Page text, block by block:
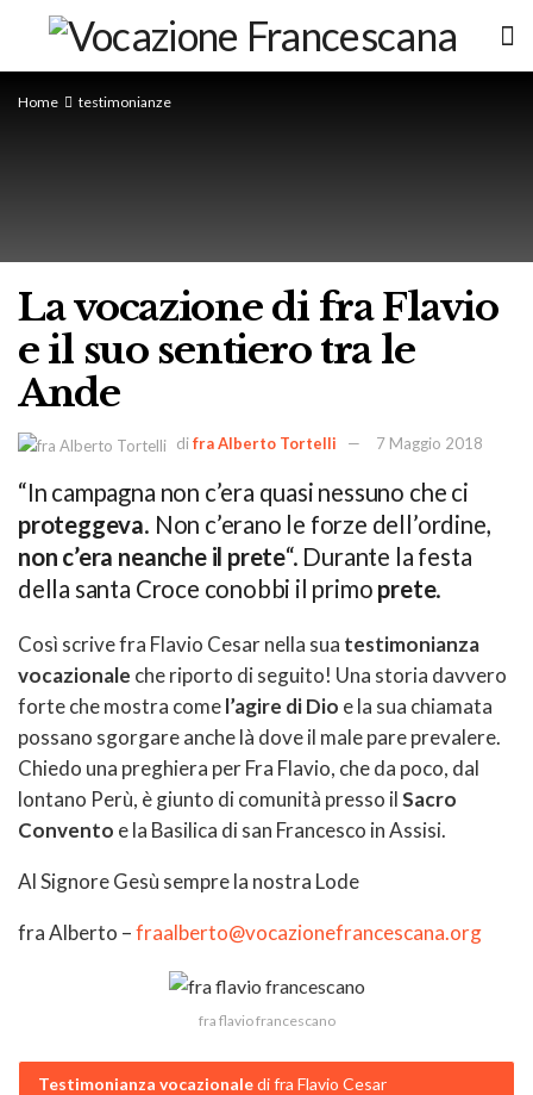
Home testimonianze
La vocazione di fra Flavio
e il suo sentiero tra le
Ande
difra Alberto Tortelli 7 Maggio 2018
“In campagna non c’era quasi nessuno che ci
proteggeva. Non c’erano le forze dell’ordine,
non c’era neanche il prete“. Durante la festa
della santa Croce conobbi il primo prete.
Così scrive fra Flavio Cesar nella sua testimonianza
vocazionale che riporto di seguito! Una storia davvero
forte che mostra comel’agire di Dio e la sua chiamata
possano sgorgare anche là dove il male pare prevalere.
Chiedo una preghiera per Fra Flavio, che da poco, dal
lontano Perù, è giunto di comunità presso ilSacro
Convento e la Basilica di san Francesco in Assisi.
Al Signore Gesù sempre la nostra Lode
fra Alberto –fraalberto@vocazionefrancescana.org
fra flavio francescano
Testimonianza vocazionaledi fra Flavio Cesar